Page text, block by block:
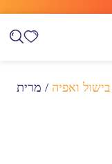
בישול ואפיה / מרית